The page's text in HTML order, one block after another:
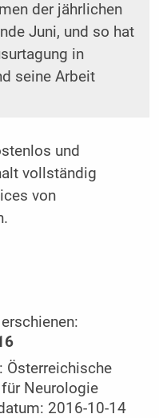
der jährlichen
Juni, und so hat
in
seine Arbeit
und
vollständig
von
Österreichische
Neurologie
2016-10-14